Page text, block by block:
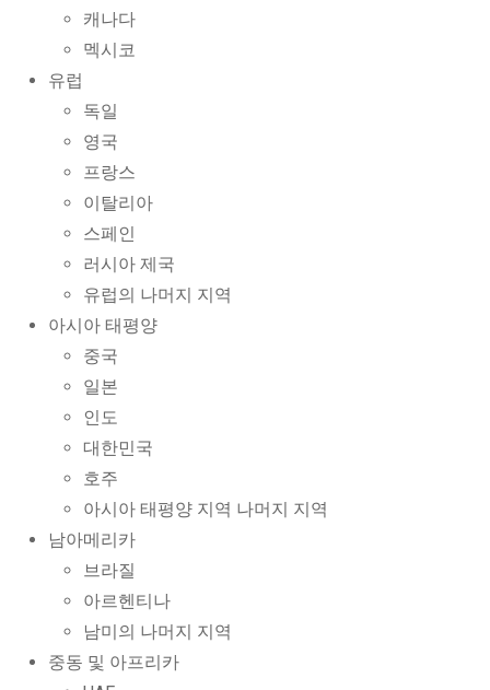
캐나다
멕시코
유럽
독일
영국
프랑스
이탈리아
스페인
러시아 제국
유럽의 나머지 지역
아시아 태평양
중국
일본
인도
대한민국
호주
아시아 태평양 지역 나머지 지역
남아메리카
브라질
아르헨티나
남미의 나머지 지역
중동 및 아프리카